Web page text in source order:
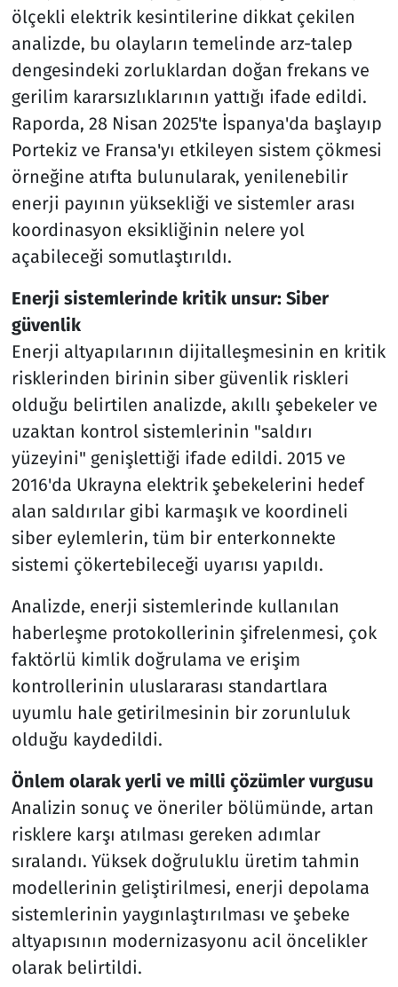
ölçekli elektrik kesintilerine dikkat çekilen
analizde, bu olayların temelinde arz-talep
dengesindeki zorluklardan doğan frekans ve
gerilim kararsızlıklarının yattığı ifade edildi.
Raporda, 28 Nisan 2025'te İspanya'da başlayıp
Portekiz ve Fransa'yı etkileyen sistem çökmesi
örneğine atıfta bulunularak, yenilenebilir
enerji payının yüksekliği ve sistemler arası
koordinasyon eksikliğinin nelere yol
açabileceği somutlaştırıldı.
Enerji sistemlerinde kritik unsur: Siber
güvenlik
Enerji altyapılarının dijitalleşmesinin en kritik
risklerinden birinin siber güvenlik riskleri
olduğu belirtilen analizde, akıllı şebekeler ve
uzaktan kontrol sistemlerinin "saldırı
yüzeyini" genişlettiği ifade edildi. 2015 ve
2016'da Ukrayna elektrik şebekelerini hedef
alan saldırılar gibi karmaşık ve koordineli
siber eylemlerin, tüm bir enterkonnekte
sistemi çökertebileceği uyarısı yapıldı.
Analizde, enerji sistemlerinde kullanılan
haberleşme protokollerinin şifrelenmesi, çok
faktörlü kimlik doğrulama ve erişim
kontrollerinin uluslararası standartlara
uyumlu hale getirilmesinin bir zorunluluk
olduğu kaydedildi.
Önlem olarak yerli ve milli çözümler vurgusu
Analizin sonuç ve öneriler bölümünde, artan
risklere karşı atılması gereken adımlar
sıralandı. Yüksek doğruluklu üretim tahmin
modellerinin geliştirilmesi, enerji depolama
sistemlerinin yaygınlaştırılması ve şebeke
altyapısının modernizasyonu acil öncelikler
olarak belirtildi.